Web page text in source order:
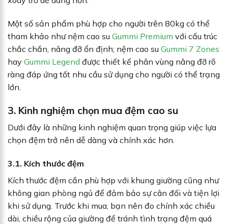
Một số sản phẩm phù hợp cho người trên 80kg có thể
tham khảo như nệm cao su Gummi Premium với cấu trúc
chắc chắn, nâng đỡ ổn định; nệm cao su Gummi 7 Zones
hay Gummi Legend được thiết kế phân vùng nâng đỡ rõ
ràng đáp ứng tốt nhu cầu sử dụng cho người có thể trạng
lớn.
3. Kinh nghiệm chọn mua đệm cao su
Dưới đây là những kinh nghiệm quan trọng giúp việc lựa
chọn đệm trở nên dễ dàng và chính xác hơn.
3.1. Kích thước đệm
Kích thước đệm cần phù hợp với khung giường cũng như
không gian phòng ngủ để đảm bảo sự cân đối và tiện lợi
khi sử dụng. Trước khi mua, bạn nên đo chính xác chiều
dài, chiều rộng của giường để tránh tình trạng đệm quá